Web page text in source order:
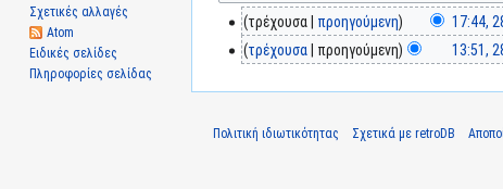
τρέχουσα προηγούμενη 17:44,
τρέχουσα
προηγούμενη 13:51,
Σχετικές αλλαγές
Atom
Ειδικές σελίδες
Πληροφορίες σελίδας
Πολιτική ιδιωτικότητας Σχετικά με retroDB